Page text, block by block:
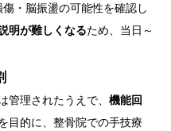
・脳振盪の可能性を確認し
明が難しくなるため、当日～
管理されたうえで、 機能回
目的に、整骨院での手技療